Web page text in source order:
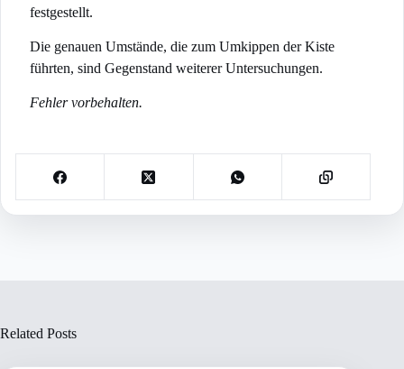
festgestellt.
Die genauen Umstände, die zum Umkippen der Kiste
führten, sind Gegenstand weiterer Untersuchungen.
Fehler vorbehalten.
Related Posts